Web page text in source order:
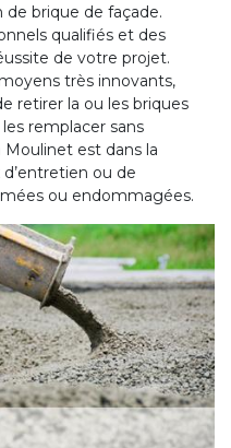
brique de façade.
qualifiés et des
de votre projet.
très innovants,
retirer la ou les briques
remplacer sans
est dans la
d’entretien ou de
ou endommagées.